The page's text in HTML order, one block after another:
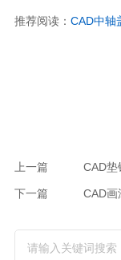
推荐阅读： CAD中轴
上一篇 CAD垫
下一篇 CAD画